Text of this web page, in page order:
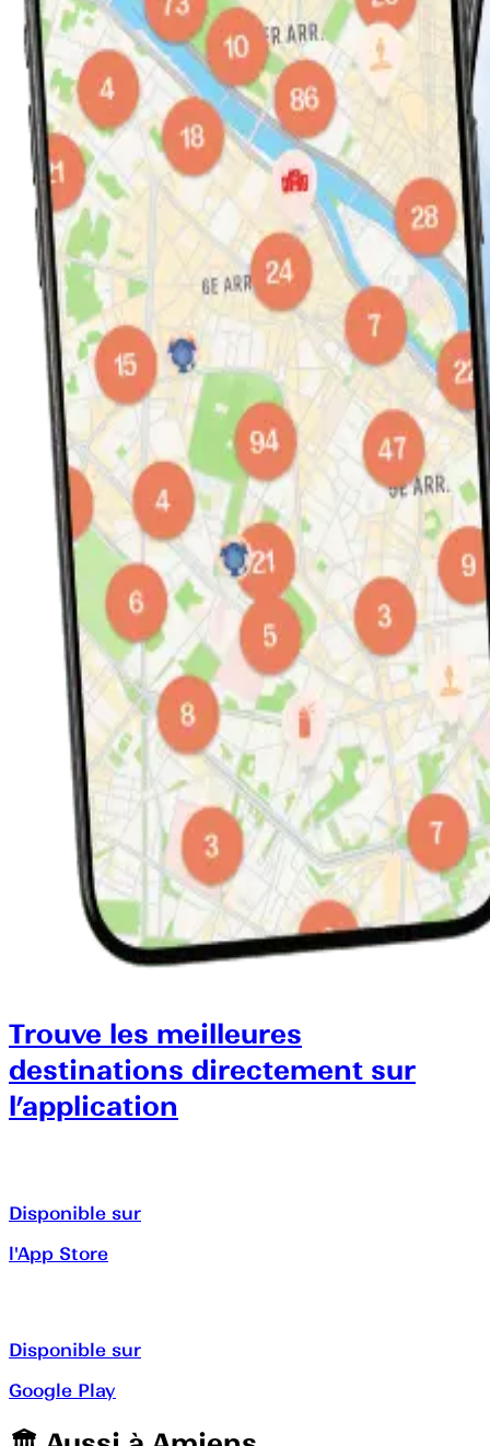
Trouve les meilleures
destinations directement sur
l’application
Disponible sur
l'App Store
Disponible sur
Google Play